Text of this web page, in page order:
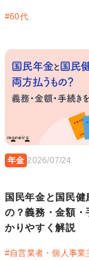
#60代
年金 2026/07/24
国民年金と国民
の？義務・金額
かりやすく解説
#自営業者・個人事業